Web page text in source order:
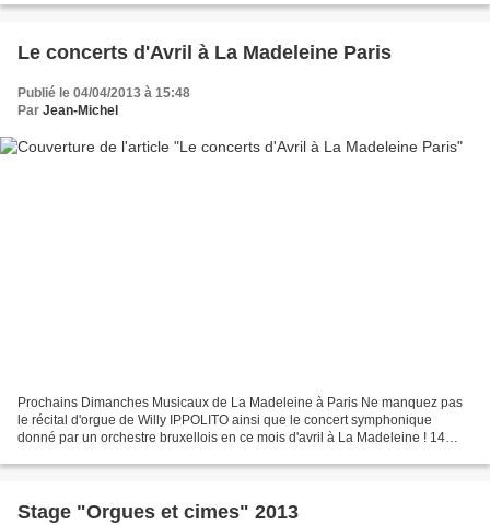
Le concerts d'Avril à La Madeleine Paris
Publié le 04/04/2013 à 15:48
Par Jean-Michel
Prochains Dimanches Musicaux de La Madeleine à Paris Ne manquez pas
le récital d'orgue de Willy IPPOLITO ainsi que le concert symphonique
donné par un orchestre bruxellois en ce mois d'avril à La Madeleine ! 14
Stage "Orgues et cimes" 2013